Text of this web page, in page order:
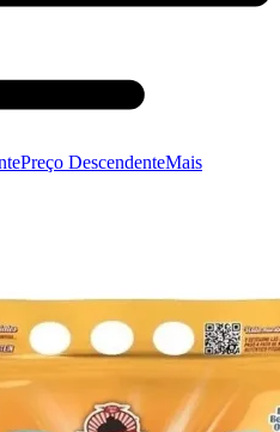
Preço DescendenteMais